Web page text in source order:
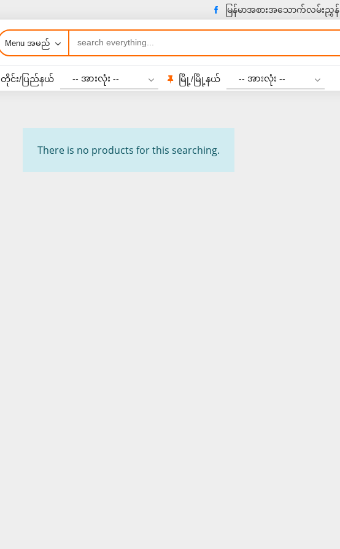
မြန်မာအစားအသောက်လမ်းညွှန်
Menu အမည်
တိုင်း/ပြည်နယ် -- အားလုံး -- မြို့/မြို့နယ် -- အားလုံး --
There is no products for this searching.